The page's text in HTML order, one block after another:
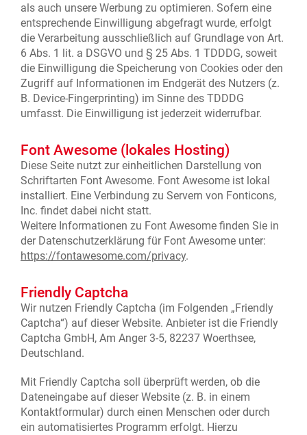
als auch unsere Werbung zu optimieren. Sofern eine
entsprechende Einwilligung abgefragt wurde, erfolgt
die Verarbeitung ausschließlich auf Grundlage von Art.
6 Abs. 1 lit. a DSGVO und § 25 Abs. 1 TDDDG, soweit
die Einwilligung die Speicherung von Cookies oder den
Zugriff auf Informationen im Endgerät des Nutzers (z.
B. Device-Fingerprinting) im Sinne des TDDDG
umfasst. Die Einwilligung ist jederzeit widerrufbar.
Font Awesome (lokales Hosting)
Diese Seite nutzt zur einheitlichen Darstellung von
Schriftarten Font Awesome. Font Awesome ist lokal
installiert. Eine Verbindung zu Servern von Fonticons,
Inc. findet dabei nicht statt.
Weitere Informationen zu Font Awesome finden Sie in
der Datenschutzerklärung für Font Awesome unter:
https://fontawesome.com/privacy.
Friendly Captcha
Wir nutzen Friendly Captcha (im Folgenden „Friendly
Captcha“) auf dieser Website. Anbieter ist die Friendly
Captcha GmbH, Am Anger 3-5, 82237 Woerthsee,
Deutschland.
Mit Friendly Captcha soll überprüft werden, ob die
Dateneingabe auf dieser Website (z. B. in einem
Kontaktformular) durch einen Menschen oder durch
ein automatisiertes Programm erfolgt. Hierzu